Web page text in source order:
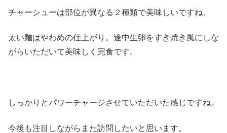
チャーシューは部位が異なる２種類で美味しいですね。
太い麺はやわめの仕上がり。途中生卵をすき焼き風にしな
がらいただいて美味しく完食です。
しっかりとパワーチャージさせていただいた感じですね。
今後も注目しながらまた訪問したいと思います。